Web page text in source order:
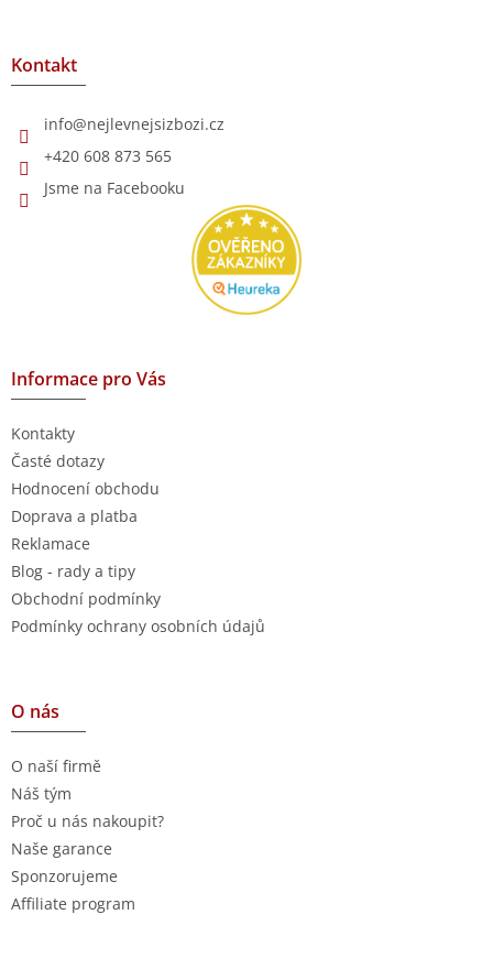
Kontakt
info@nejlevnejsizbozi.cz
+420 608 873 565
Jsme na Facebooku
Informace pro Vás
Kontakty
Časté dotazy
Hodnocení obchodu
Doprava a platba
Reklamace
Blog - rady a tipy
Obchodní podmínky
Podmínky ochrany osobních údajů
O nás
O naší firmě
Náš tým
Proč u nás nakoupit?
Naše garance
Sponzorujeme
Affiliate program